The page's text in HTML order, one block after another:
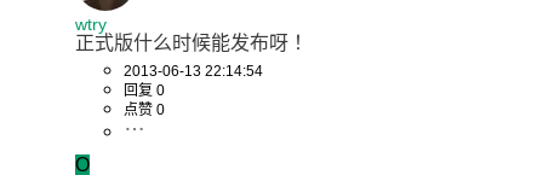
wtry
正式版什么时候能发布呀 ！
2013-06-13 22:14:54
回复 0
点赞 0
O